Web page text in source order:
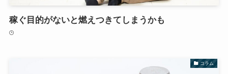
稼ぐ目的がないと燃えつきてしまうかも
コラム